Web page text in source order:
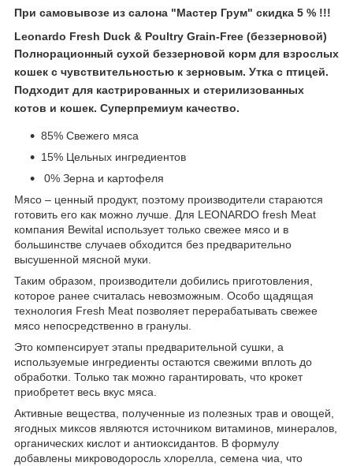
При самовывозе из салона "Мастер Грум" скидка 5 % !!!
Leonardo Fresh Duck & Poultry Grain-Free (беззерновой)
Полнорационный сухой беззерновой корм для взрослых
кошек с чувствительностью к зерновым. Утка с птицей.
Подходит для кастрированных и стерилизованных
котов и кошек. Суперпремиум качество.
85% Свежего мяса
15% Цельных ингредиентов
0% Зерна и картофеля
Мясо – ценный продукт, поэтому производители стараются
готовить его как можно лучше. Для LEONARDO fresh Meat
компания Bewital использует только свежее мясо и в
большинстве случаев обходится без предварительно
высушенной мясной муки.
Таким образом, производители добились приготовления,
которое ранее считалась невозможным. Особо щадящая
технология Fresh Meat позволяет перерабатывать свежее
мясо непосредственно в гранулы.
Это компенсирует этапы предварительной сушки, а
используемые ингредиенты остаются свежими вплоть до
обработки. Только так можно гарантировать, что крокет
приобретет весь вкус мяса.
Активные вещества, полученные из полезных трав и овощей,
ягодных миксов являются источником витаминов, минералов,
органических кислот и антиоксидантов. В формулу
добавлены микроводоросль хлорелла, семена чиа, что